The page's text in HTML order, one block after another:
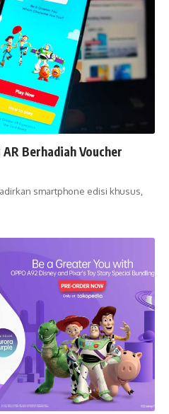
Berhadiah Voucher
smartphone edisi khusus,